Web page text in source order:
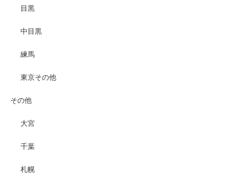
目黒
中目黒
練馬
東京その他
その他
大宮
千葉
札幌